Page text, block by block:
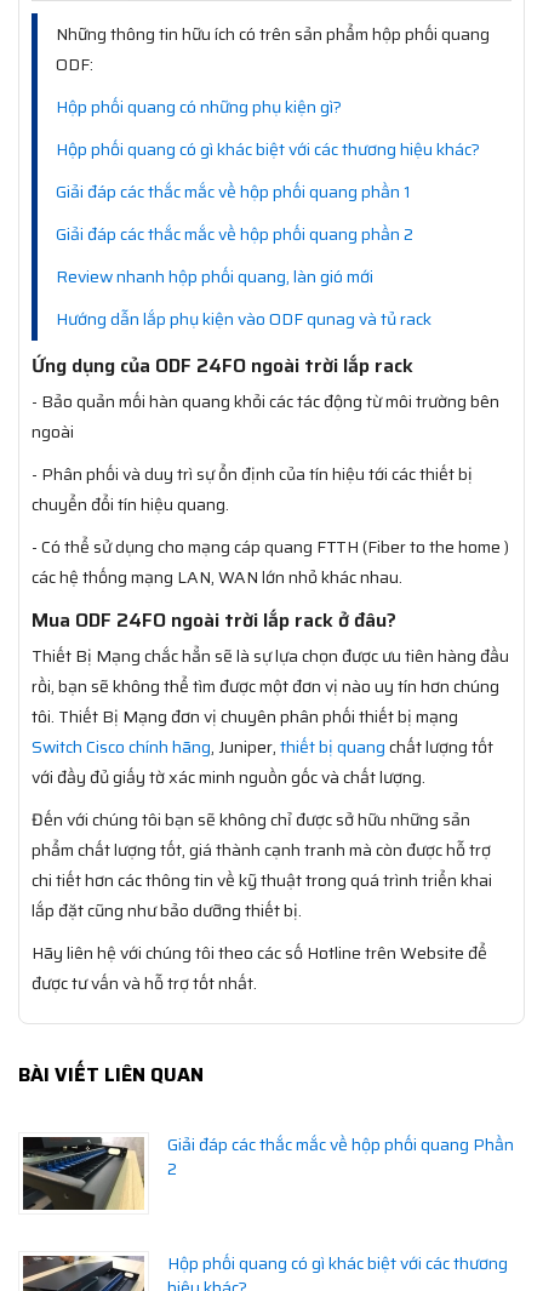
Những thông tin hữu ích có trên sản phẩm hộp phối quang
ODF:
Hộp phối quang có những phụ kiện gì?
Hộp phối quang có gì khác biệt với các thương hiệu khác?
Giải đáp các thắc mắc về hộp phối quang phần 1
Giải đáp các thắc mắc về hộp phối quang phần 2
Review nhanh hộp phối quang, làn gió mới
Hướng dẫn lắp phụ kiện vào ODF qunag và tủ rack
Ứng dụng của ODF 24FO ngoài trời lắp rack
- Bảo quản mối hàn quang khỏi các tác động từ môi trường bên
ngoài
- Phân phối và duy trì sự ổn định của tín hiệu tới các thiết bị
chuyển đổi tín hiệu quang.
- Có thể sử dụng cho mạng cáp quang FTTH (Fiber to the home )
các hệ thống mạng LAN, WAN lớn nhỏ khác nhau.
Mua ODF 24FO ngoài trời lắp rack ở đâu?
Thiết Bị Mạng chắc hẳn sẽ là sự lựa chọn được ưu tiên hàng đầu
rồi, bạn sẽ không thể tìm được một đơn vị nào uy tín hơn chúng
tôi. Thiết Bị Mạng đơn vị chuyên phân phối thiết bị mạng
Switch Cisco chính hãng, Juniper,thiết bị quangchất lượng tốt
với đầy đủ giấy tờ xác minh nguồn gốc và chất lượng.
Đến với chúng tôi bạn sẽ không chỉ được sở hữu những sản
phẩm chất lượng tốt, giá thành cạnh tranh mà còn được hỗ trợ
chi tiết hơn các thông tin về kỹ thuật trong quá trình triển khai
lắp đặt cũng như bảo dưỡng thiết bị.
Hãy liên hệ với chúng tôi theo các số Hotline trên Website để
được tư vấn và hỗ trợ tốt nhất.
BÀI VIẾT LIÊN QUAN
Giải đáp các thắc mắc về hộp phối quang Phần
2
Hộp phối quang có gì khác biệt với các thương